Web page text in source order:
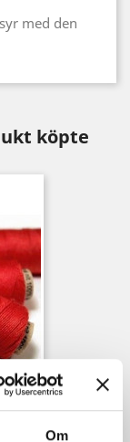
Om
med den
köpte